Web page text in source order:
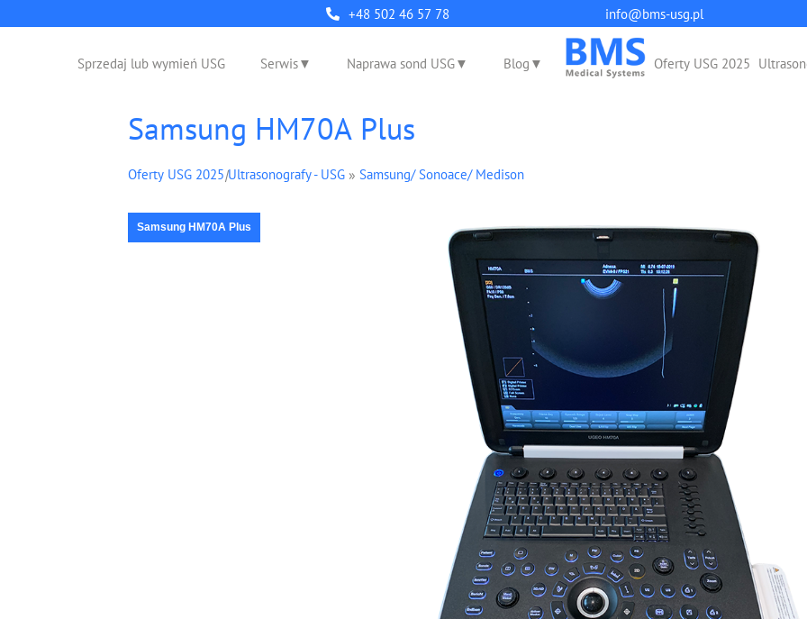
q
+48 502 46 57 78 info@bms-usg.pl
Sprzedaj lub wymień USG Serwis Naprawa sond USG Blog Oferty USG 2025
Samsung HM70A Plus
Oferty USG 2025|Ultrasonografy - USG » Samsung/ Sonoace/ Medison
Samsung HM70A Plus